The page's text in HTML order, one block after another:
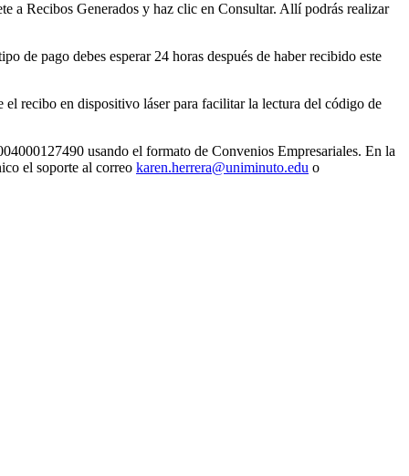
a Recibos Generados y haz clic en Consultar. Allí podrás realizar
de pago debes esperar 24 horas después de haber recibido este
recibo en dispositivo láser para facilitar la lectura del código de
usando el formato de Convenios Empresariales. En la
el soporte al correo karen.herrera@uniminuto.edu o